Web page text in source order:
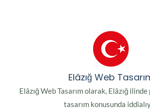
Elâzığ Web
Elâzığ Web Tasarım olarak, Elâzığ
tasarım konusunda